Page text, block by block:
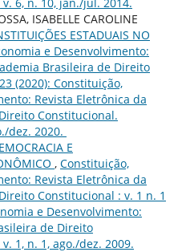
ISABELLE CAROLINE
ESTADUAIS NO
e Desenvolvimento:
Brasileira de Direito
(2020): Constituição,
Revista Eletrônica da
Constitucional.
dez. 2020.
E
, Constituição,
Revista Eletrônica da
Constitucional : v. 1 n. 1
e Desenvolvimento:
de Direito
1, n. 1, ago./dez. 2009.